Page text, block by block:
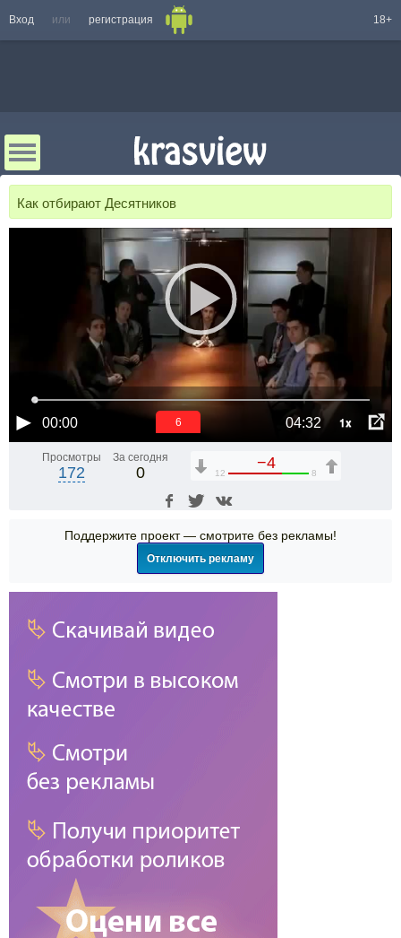
Вход или регистрация 18+
Как отбирают Десятников
00:00 04:32 1x
6
Просмотры
172
За сегодня
0
−4
12 8
Поддержите проект — смотрите без рекламы!
Отключить рекламу